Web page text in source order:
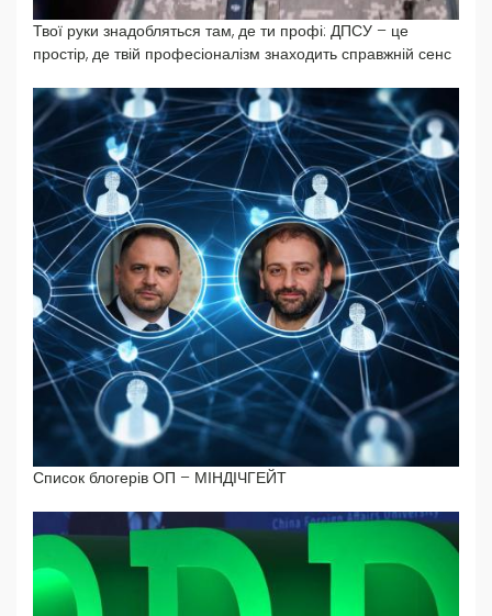
Твої руки знадобляться там, де ти профі: ДПСУ – це
простір, де твій професіоналізм знаходить справжній сенс
Список блогерів ОП – МІНДІЧГЕЙТ